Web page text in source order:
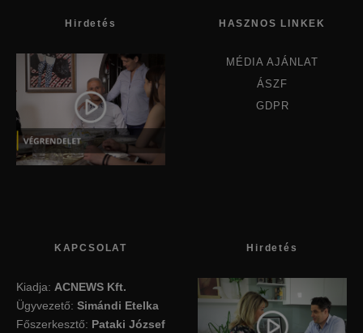
Hirdetés HASZNOS LINKEK
MÉDIA AJÁNLAT
ÁSZF
GDPR
KAPCSOLAT
Kiadja: ACNEWS Kft.
Ügyvezető: Simándi Etelka
Főszerkesztő: Pataki József
Hirdetés